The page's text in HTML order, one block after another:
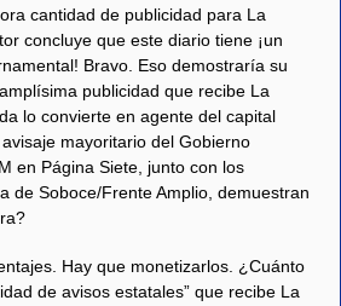
cantidad de publicidad para La
concluye que este diario tiene ¡un
Bravo. Eso demostraría su
publicidad que recibe La
lo convierte en agente del capital
mayoritario del Gobierno
en Página Siete, junto con los
de Soboce/Frente Amplio, demuestran
Hay que monetizarlos. ¿Cuánto
de avisos estatales” que recibe La